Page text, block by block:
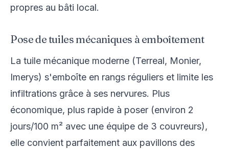
propres au bâti local.
Pose de tuiles mécaniques à emboîtement
La tuile mécanique moderne (Terreal, Monier,
Imerys) s'emboîte en rangs réguliers et limite les
infiltrations grâce à ses nervures. Plus
économique, plus rapide à poser (environ 2
jours/100 m² avec une équipe de 3 couvreurs),
elle convient parfaitement aux pavillons des